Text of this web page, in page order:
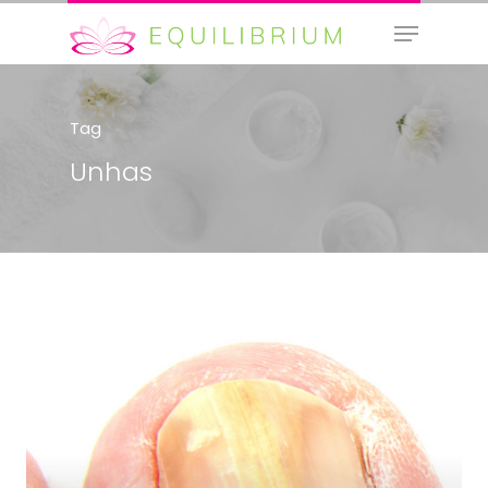
Hit enter to search or ESC to close
Tag
Unhas